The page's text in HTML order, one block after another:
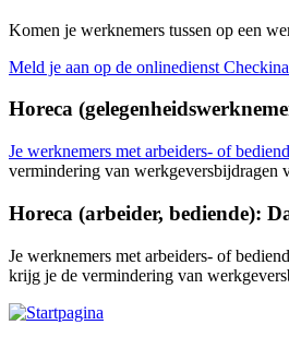
Komen je werknemers tussen op een
Meld je aan op de onlinedienst
Horeca
Je werknemers met arbeiders- of
vermindering van werkgeversbijdragen
Horeca (arbeider, bediende):
Je werknemers met arbeiders- of
krijg je de vermindering van